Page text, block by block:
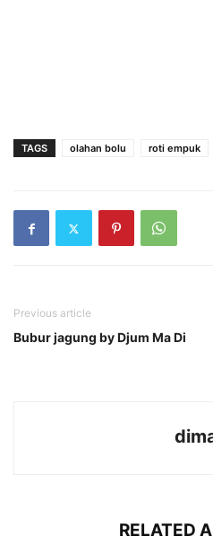
TAGS olahan bolu roti empuk
Previous article
Bubur jagung by Djum Ma Di
RELATED